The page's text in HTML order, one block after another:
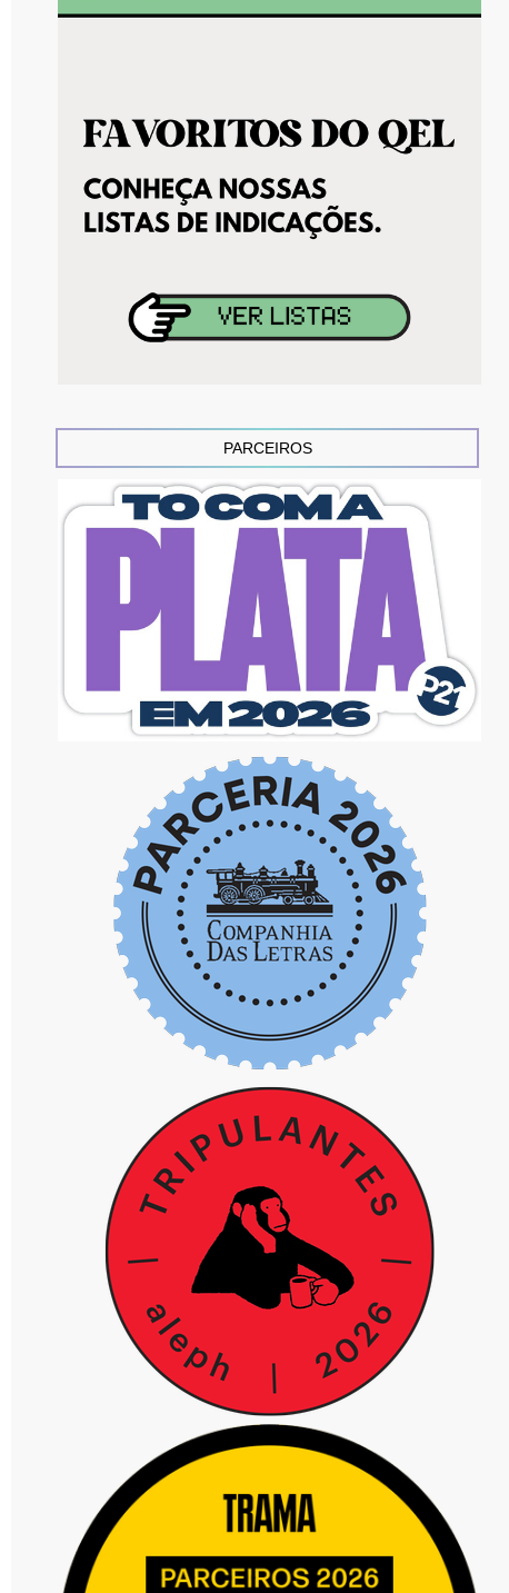
PARCEIROS